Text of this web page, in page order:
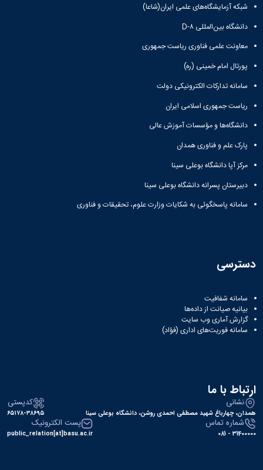
شبکه آزمایشگاه‌های علمی ایران(شاعا)
دانشگاه بین‌المللی D-۸
معاونت علمی فناوری ریاست جمهوری
پورتال امام خمینی (ره)
سامانه تدارکات الکترونیکی دولت
ریاست جمهوری اسلامی ایران
دانشگاه‌ها و مؤسسات آموزش عالی
پارک علم و فناوری همدان
مرکز آپا دانشگاه بوعلی سینا
دبیرستان پسرانه دانشگاه بوعلی سینا
سامانه پاسخگوئی به شکایات وزارت علوم، تحقیقات و فناوری
دسترسی
سامانه شفافیت
بیانیه صیانت از داده‌ها
گزارش آماری وب‌ سایت
سامانه فوریت‌های اداری (فؤاد)
ارتباط با ما
نشانی
همدان، چهارباغ شهید مصطفی احمدی روشن، دانشگاه بوعلی سینا
کدپستی
۶۵۱۷۸-۳۸۶۹۵
شماره تماس
31400000 - 081
پست الکترونیک
public_relation[at]basu.ac.ir